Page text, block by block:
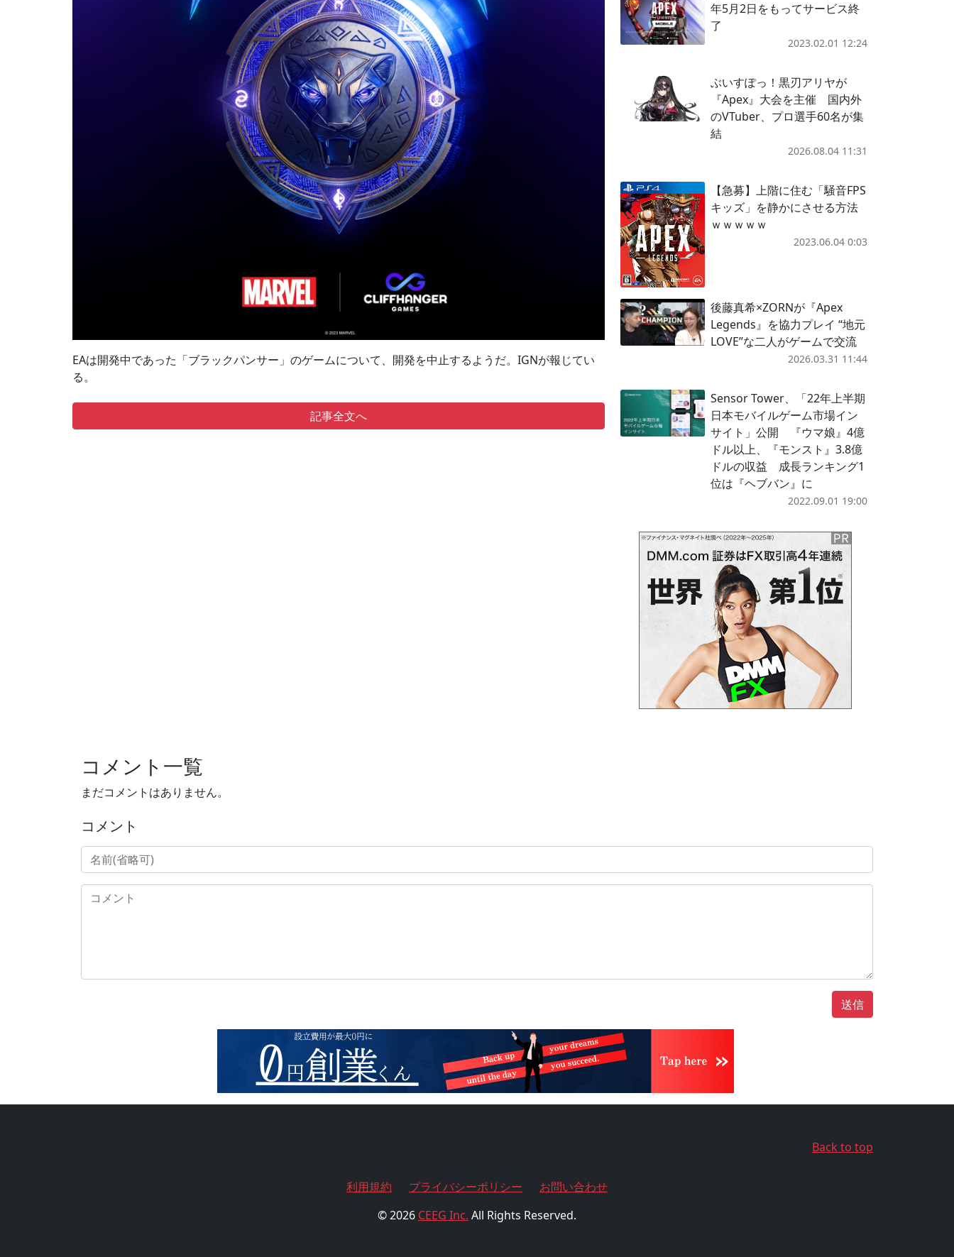
EAは開発中であった「ブラックパンサー」のゲームについて、開発を中止するようだ。IGNが報じてい
る。
記事全文へ
年5月2日をもってサービス終
了
2023.02.01 12:24
ぶいすぽっ！黒刃アリヤが
『Apex』大会を主催 国内外
のVTuber、プロ選手60名が集
結
2026.08.04 11:31
【急募】上階に住む「騒音FPS
キッズ」を静かにさせる方法
ｗｗｗｗｗ
2023.06.04 0:03
後藤真希×ZORNが『Apex
Legends』を協力プレイ “地元
LOVE”な二人がゲームで交流
2026.03.31 11:44
Sensor Tower、「22年上半期
日本モバイルゲーム市場イン
サイト」公開 『ウマ娘』4億
ドル以上、『モンスト』3.8億
ドルの収益 成長ランキング1
位は『ヘブバン』に
2022.09.01 19:00
コメント一覧
まだコメントはありません。
コメント
送信
Back to top
利用規約 プライバシーポリシー
お問い合わせ
© 2026 CEEG Inc. All Rights Reserved.